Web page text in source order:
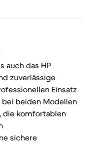
auch das HP
zuverlässige
Einsatz
beiden Modellen
die komfortablen
sichere